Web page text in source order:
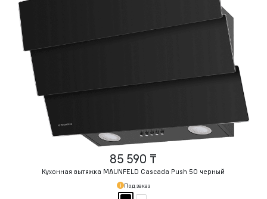
85 590 ₸
Кухонная вытяжка MAUNFELD Cascada Push 50 черный
Под заказ